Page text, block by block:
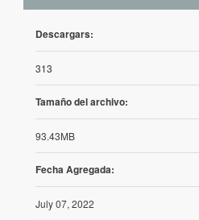
Descargars:
313
Tamaño del archivo:
93.43MB
Fecha Agregada:
July 07, 2022